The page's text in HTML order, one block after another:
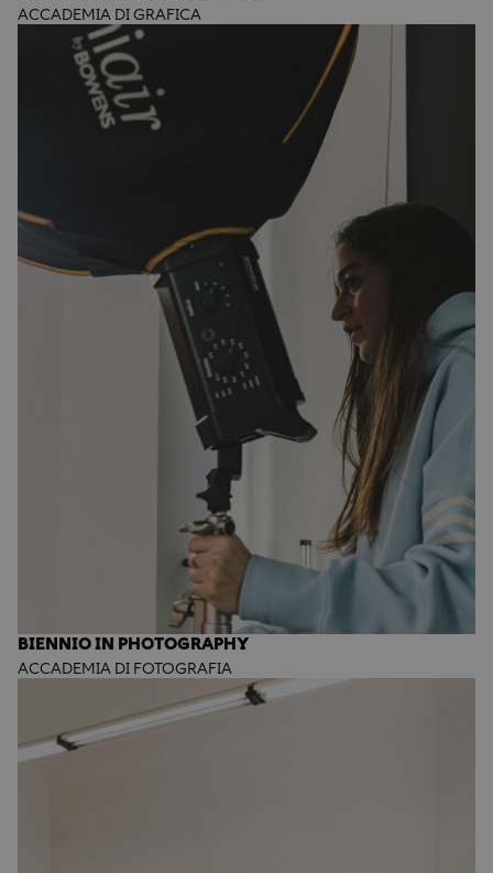
ACCADEMIA DI GRAFICA
BIENNIO IN PHOTOGRAPHY
ACCADEMIA DI FOTOGRAFIA